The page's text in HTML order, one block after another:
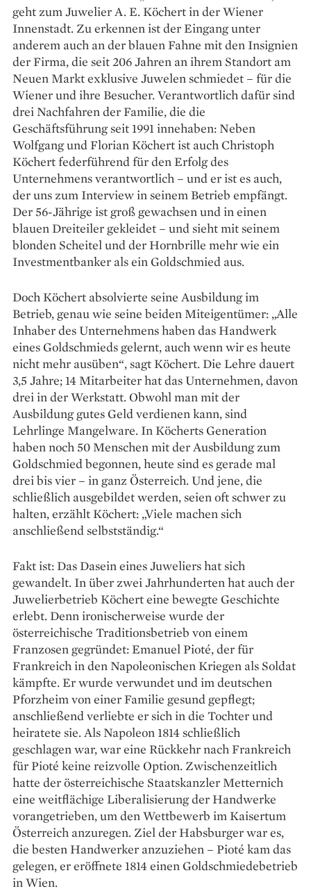
geht zum Juwelier A. E. Köchert in der Wiener
Innenstadt. Zu erkennen ist der Eingang unter
anderem auch an der blauen Fahne mit den Insignien
der Firma, die seit 206 Jahren an ihrem Standort am
Neuen Markt exklusive Juwelen schmiedet – für die
­Wiener und ihre Besucher. Verantwortlich dafür sind
drei Nachfahren der Familie, die die
Geschäftsführung seit 1991 innehaben: Neben
Wolfgang und Florian Köchert ist auch Christoph
Köchert federführend für den Erfolg des
Unternehmens verantwortlich – und er ist es auch,
der uns zum Interview in seinem Betrieb empfängt.
Der 56-Jährige ist groß gewachsen und in einen
blauen Dreiteiler gekleidet – und sieht mit seinem
blonden Scheitel und der Hornbrille mehr wie ein
Investmentbanker als ein Goldschmied aus.
Doch Köchert absolvierte seine Ausbildung im
Betrieb, genau wie seine beiden Miteigentümer: „Alle
Inhaber des Unternehmens haben das Handwerk
eines Goldschmieds gelernt, auch wenn wir es heute
nicht mehr ausüben“, sagt Köchert. Die Lehre dauert
3,5 Jahre; 14 Mitarbeiter hat das Unternehmen, davon
drei in der Werkstatt. Obwohl man mit der
Ausbildung gutes Geld verdienen kann, sind
Lehrlinge Mangel­ware. In Köcherts Generation
haben noch 50 Menschen mit der Ausbildung zum
Goldschmied begonnen, heute sind es gerade mal
drei bis vier – in ganz Österreich. Und jene, die
schließlich ausgebildet werden, seien oft schwer zu
halten, erzählt Köchert: „Viele machen sich
anschließend selbstständig.“
Fakt ist: Das Dasein eines Juweliers hat sich
gewandelt. In über zwei Jahrhunderten hat auch der
Juwelier­betrieb Köchert eine bewegte Geschichte
erlebt. Denn ironischerweise wurde der
österreichische Traditionsbetrieb von einem
Franzosen gegründet: Emanuel Pioté, der für
Frankreich in den Napoleonischen Kriegen als Soldat
kämpfte. Er wurde verwundet und im deutschen
Pforzheim von einer Familie gesund gepflegt;
anschließend verliebte er sich in die Tochter und
heiratete sie. Als Napoleon 1814 schließlich
geschlagen war, war eine Rückkehr nach Frankreich
für Pioté keine reiz­volle Option. Zwischenzeitlich
hatte der österreichische Staatskanzler Metternich
eine weitflächige Liberalisierung der Handwerke
vorangetrieben, um den Wettbewerb im Kaisertum
Österreich anzuregen. Ziel der Habsburger war es,
die besten Handwerker anzuziehen – Pioté kam das
gelegen, er eröffnete 1814 einen Goldschmiedebetrieb
in Wien.